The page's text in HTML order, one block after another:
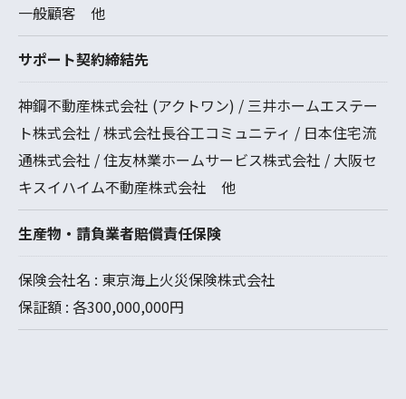
一般顧客 他
サポート契約締結先
神鋼不動産株式会社 (アクトワン) / 三井ホームエステー
ト株式会社 / 株式会社長谷工コミュニティ / 日本住宅流
通株式会社 / 住友林業ホームサービス株式会社 / 大阪セ
キスイハイム不動産株式会社 他
生産物・請負業者賠償責任保険
保険会社名 : 東京海上火災保険株式会社
保証額 : 各300,000,000円